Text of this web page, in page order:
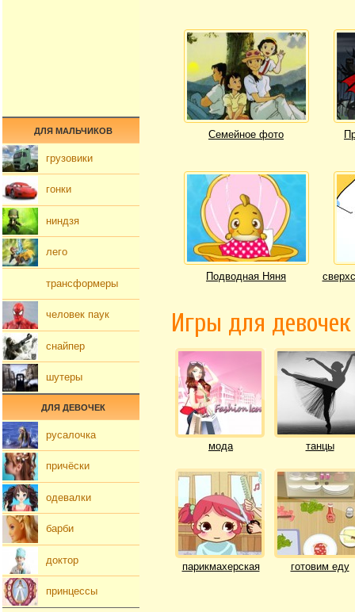
Семейное фото
Подводная Няня
Игры для девочек
мода танцы
парикмахерская готовим еду
ДЛЯ МАЛЬЧИКОВ
грузовики
гонки
ниндзя
лего
трансформеры
человек паук
снайпер
шутеры
ДЛЯ ДЕВОЧЕК
русалочка
причёски
одевалки
барби
доктор
принцессы